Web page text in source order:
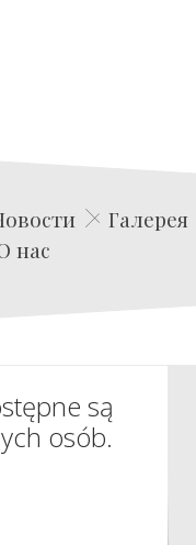
Edwin Film Agencja Aktorska
Галерея
нас
są
osób.